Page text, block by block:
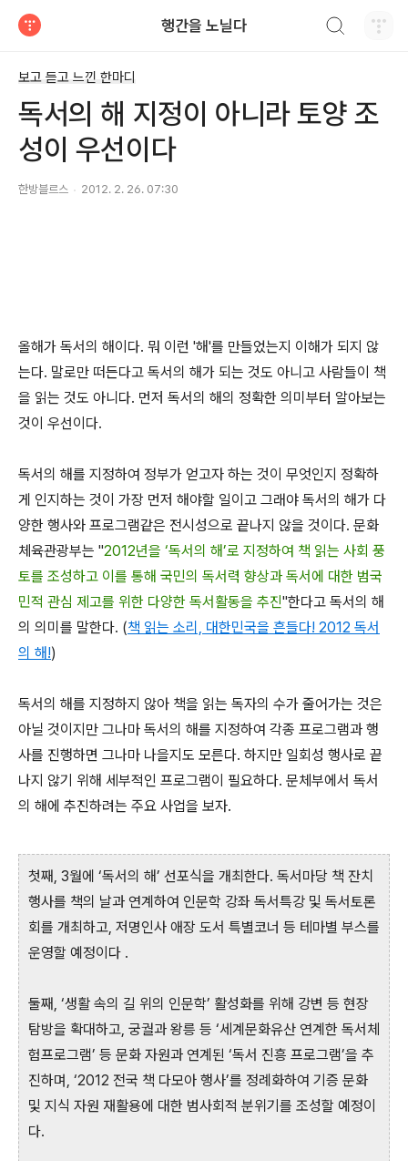
행간을 노닐다
보고 듣고 느낀 한마디
독서의 해 지정이 아니라 토양 조
성이 우선이다
한방블르스 2012. 2. 26. 07:30
올해가 독서의 해이다. 뭐 이런 '해'를 만들었는지 이해가 되지 않
는다. 말로만 떠든다고 독서의 해가 되는 것도 아니고 사람들이 책
을 읽는 것도 아니다. 먼저 독서의 해의 정확한 의미부터 알아보는
것이 우선이다.
독서의 해를 지정하여 정부가 얻고자 하는 것이 무엇인지 정확하
게 인지하는 것이 가장 먼저 해야할 일이고 그래야 독서의 해가 다
양한 행사와 프로그램같은 전시성으로 끝나지 않을 것이다. 문화
체육관광부는 "2012년을 ‘독서의 해’로 지정하여 책 읽는 사회 풍
토를 조성하고 이를 통해 국민의 독서력 향상과 독서에 대한 범국
민적 관심 제고를 위한 다양한 독서활동을 추진"한다고 독서의 해
의 의미를 말한다. (책 읽는 소리, 대한민국을 흔들다! 2012 독서
의 해!)
독서의 해를 지정하지 않아 책을 읽는 독자의 수가 줄어가는 것은
아닐 것이지만 그나마 독서의 해를 지정하여 각종 프로그램과 행
사를 진행하면 그나마 나을지도 모른다. 하지만 일회성 행사로 끝
나지 않기 위해 세부적인 프로그램이 필요하다. 문체부에서 독서
의 해에 추진하려는 주요 사업을 보자.
첫째, 3월에 ‘독서의 해’ 선포식을 개최한다. 독서마당 책 잔치
행사를 책의 날과 연계하여 인문학 강좌 독서특강 및 독서토론
회를 개최하고, 저명인사 애장 도서 특별코너 등 테마별 부스를
운영할 예정이다 .
둘째, ‘생활 속의 길 위의 인문학’ 활성화를 위해 강변 등 현장
탐방을 확대하고, 궁궐과 왕릉 등 ‘세계문화유산 연계한 독서체
험프로그램’ 등 문화 자원과 연계된 ‘독서 진흥 프로그램’을 추
진하며, ‘2012 전국 책 다모아 행사’를 정례화하여 기증 문화
및 지식 자원 재활용에 대한 범사회적 분위기를 조성할 예정이
다.